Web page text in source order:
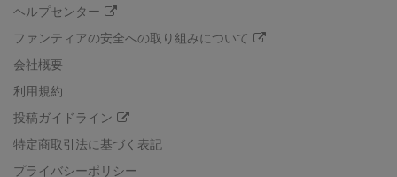
ヘルプセンター
ファンティアの安全への取り組みについて
会社概要
利用規約
投稿ガイドライン
特定商取引法に基づく表記
プライバシーポリシー